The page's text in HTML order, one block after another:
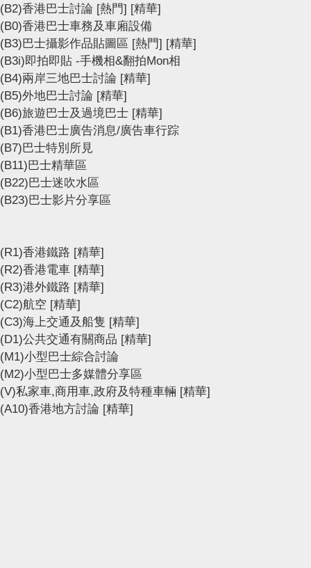
(B2)香港巴士討論 [熱門] [精華]
(B0)香港巴士車務及車廂設備
(B3)巴士攝影作品貼圖區 [熱門] [精華]
(B3i)即拍即貼 -手機相&翻拍Mon相
(B4)兩岸三地巴士討論 [精華]
(B5)外地巴士討論 [精華]
(B6)旅遊巴士及過境巴士 [精華]
(B1)香港巴士廣告消息/廣告車行踪
(B7)巴士特別所見
(B11)巴士精華區
(B22)巴士迷吹水區
(B23)巴士影片分享區
(R1)香港鐵路 [精華]
(R2)香港電車 [精華]
(R3)港外鐵路 [精華]
(C2)航空 [精華]
(C3)海上交通及船隻 [精華]
(D1)公共交通有關商品 [精華]
(M1)小型巴士綜合討論
(M2)小型巴士多媒體分享區
(V)私家車,商用車,政府及特種車輛 [精華]
(A10)香港地方討論 [精華]